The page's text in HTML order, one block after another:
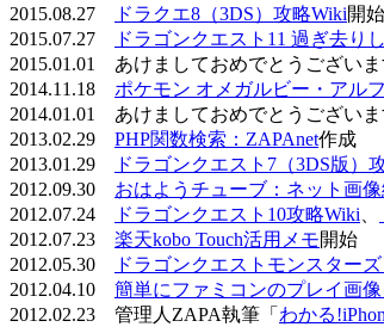
2015.08.27
ドラクエ8（3DS）攻略Wiki開始
2015.07.27
ドラゴンクエスト11 過ぎ去り
2015.01.01 あけましておめでとうござい
2014.11.18 ポケモン オメガルビー・アル
2014.01.01 あけましておめでとうござい
2013.02.29 PHP関数検索：ZAPAnet作成
2013.01.29
ドラゴンクエスト7（3DS版）
2012.09.30 おはようチューブ：ネット画像
2012.07.24
ドラゴンクエスト10攻略Wiki
2012.07.23 楽天kobo Touch活用メモ開始
2012.05.30
ドラゴンクエストモンスター
2012.04.10 簡単にファミコンのプレイ画
2012.02.23 管理人ZAPA執筆「 わかる